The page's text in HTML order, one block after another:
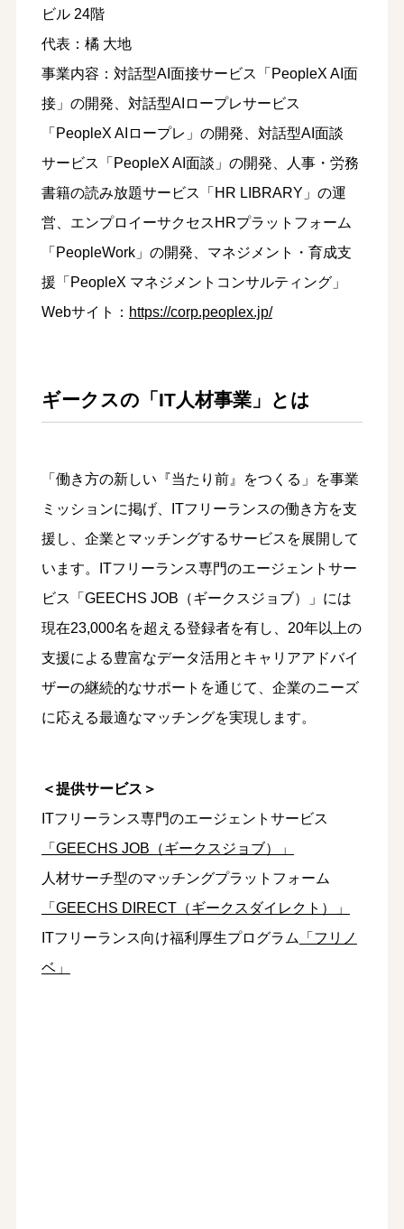
ビル 24階
代表：橘 大地
事業内容：対話型AI面接サービス「PeopleX AI面
接」の開発、対話型AIロープレサービス
「PeopleX AIロープレ」の開発、対話型AI面談
サービス「PeopleX AI面談」の開発、人事・労務
書籍の読み放題サービス「HR LIBRARY」の運
営、エンプロイーサクセスHRプラットフォーム
「PeopleWork」の開発、マネジメント・育成支
援「PeopleX マネジメントコンサルティング」
Webサイト： https://corp.peoplex.jp/
ギークスの「IT人材事業」とは
「働き方の新しい『当たり前』をつくる」を事業
ミッションに掲げ、ITフリーランスの働き方を支
援し、企業とマッチングするサービスを展開して
います。ITフリーランス専門のエージェントサー
ビス「GEECHS JOB（ギークスジョブ）」には
現在23,000名を超える登録者を有し、20年以上の
支援による豊富なデータ活用とキャリアアドバイ
ザーの継続的なサポートを通じて、企業のニーズ
に応える最適なマッチングを実現します。
＜提供サービス＞
ITフリーランス専門のエージェントサービス
「GEECHS JOB（ギークスジョブ）」
⼈材サーチ型のマッチングプラットフォーム
「GEECHS DIRECT（ギークスダイレクト）」
ITフリーランス向け福利厚生プログラム
「フリノ
ベ」